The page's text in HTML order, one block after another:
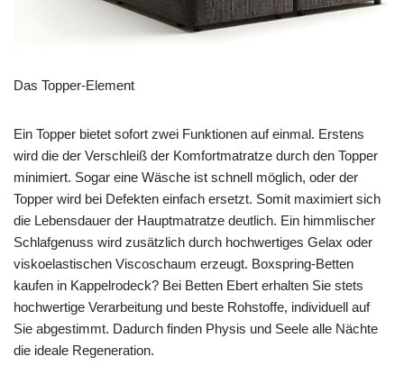
Das Topper-Element
Ein Topper bietet sofort zwei Funktionen auf einmal. Erstens
wird die der Verschleiß der Komfortmatratze durch den Topper
minimiert. Sogar eine Wäsche ist schnell möglich, oder der
Topper wird bei Defekten einfach ersetzt. Somit maximiert sich
die Lebensdauer der Hauptmatratze deutlich. Ein himmlischer
Schlafgenuss wird zusätzlich durch hochwertiges Gelax oder
viskoelastischen Viscoschaum erzeugt. Boxspring-Betten
kaufen in Kappelrodeck? Bei Betten Ebert erhalten Sie stets
hochwertige Verarbeitung und beste Rohstoffe, individuell auf
Sie abgestimmt. Dadurch finden Physis und Seele alle Nächte
die ideale Regeneration.